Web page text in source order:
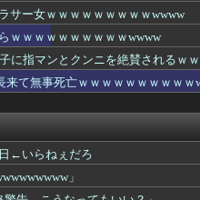
がこちらｗｗｗｗｗｗｗｗｗｗｗｗ
・・・
さん現るｗｗｗwｗｗｗ...
ｗｗｗｗｗ
」
家「絶対残すから無理です」⇒物議...
36％が「関心なし」
で発情してしまうｗｗｗｗｗｗ...
ももむちむちやん…」
更新「楽しすぎ...
サー女ｗｗｗｗｗｗｗｗｗwwww
ｗｗｗｗｗｗｗｗｗｗwwww
に指マンとクンニを絶賛されるｗ
来て無事死亡ｗｗｗｗｗｗｗｗｗｗ
←いらねぇだろ
」